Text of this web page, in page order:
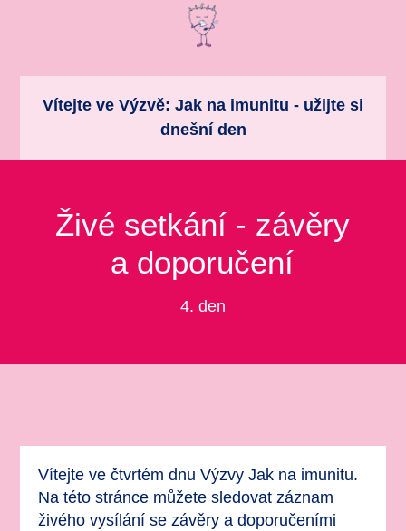
Vítejte ve Výzvě: Jak na imunitu - užijte si
dnešní den
Živé setkání - závěry
a doporučení
4. den
Vítejte ve čtvrtém dnu Výzvy Jak na imunitu.
Na této stránce můžete sledovat záznam
živého vysílání se závěry a doporučeními